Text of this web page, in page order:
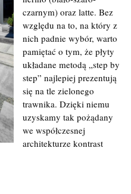
czarnym) oraz latte. Bez
względu na to, na który z
nich padnie wybór, warto
pamiętać o tym, że płyty
układane metodą „step by
step” najlepiej prezentują
się na tle zielonego
trawnika. Dzięki niemu
uzyskamy tak pożądany
we współczesnej
architekturze kontrast